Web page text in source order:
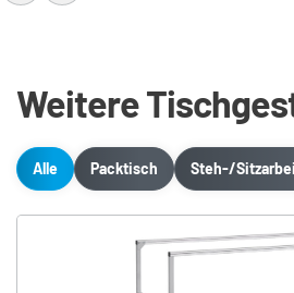
Weitere
Alle Packtisch Steh-/